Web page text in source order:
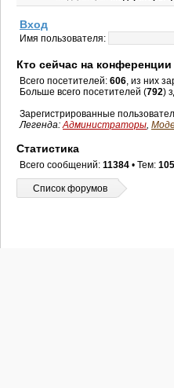
Вход
Имя пользователя:
Кто сейчас на конференции
Всего посетителей: 606, из них
Больше всего посетителей (792)
Зарегистрированные
Легенда:Администраторы,
Статистика
Всего сообщений: 11384 • Тем:
Список форумов